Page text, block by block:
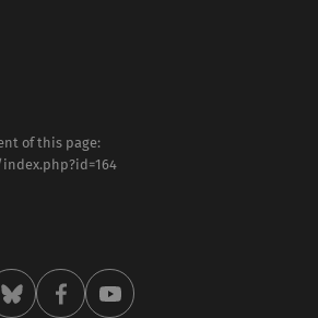
of this page: